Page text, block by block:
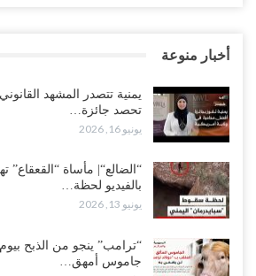
أخبار منوعة
يمنية تتصدر المشهد
تحصد جائزة…
يونيو 16, 2026
“الضالع“| مأساة “القعقاع”
بالفيديو لحظة…
يونيو 13, 2026
“ترامب” ينجو من الذبح
جاموس أمهق…